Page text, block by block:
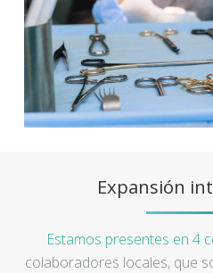
Expansión
Estamos presentes en 4
colaboradores locales, que